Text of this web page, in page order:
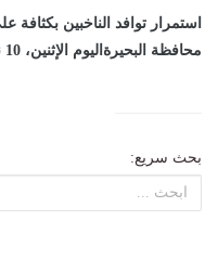
استمرار توافد الناخبين بكثافة
محافظة البحيرةاليوم الإثنين، 10 نوفمبر 2025 07:21 مـ
بحث سريع: